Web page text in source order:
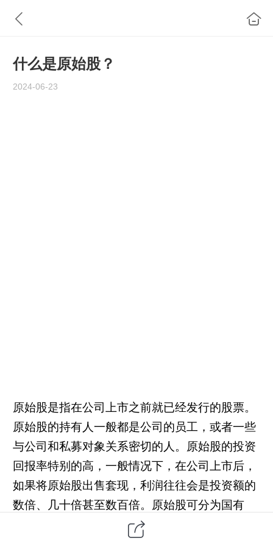
什么是原始股？
2024-06-23
原始股是指在公司上市之前就已经发行的股票。
原始股的持有人一般都是公司的员工，或者一些
与公司和私募对象关系密切的人。原始股的投资
回报率特别的高，一般情况下，在公司上市后，
如果将原始股出售套现，利润往往会是投资额的
数倍、几十倍甚至数百倍。原始股可分为国有
股、法人股和自然人股。